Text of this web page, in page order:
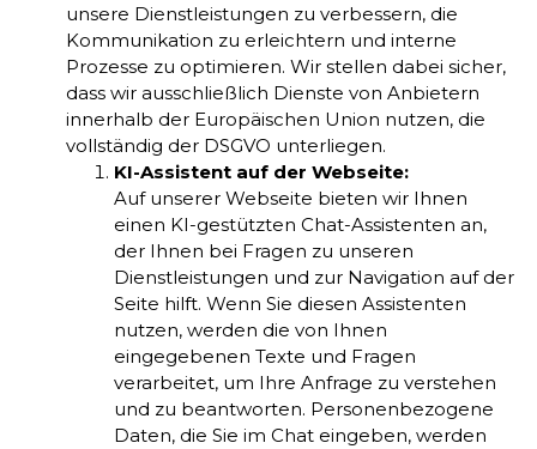
unsere Dienstleistungen zu verbessern, die
Kommunikation zu erleichtern und interne
Prozesse zu optimieren. Wir stellen dabei sicher,
dass wir ausschließlich Dienste von Anbietern
innerhalb der Europäischen Union nutzen, die
vollständig der DSGVO unterliegen.
KI-Assistent auf der Webseite:
Auf unserer Webseite bieten wir Ihnen
einen KI-gestützten Chat-Assistenten an,
der Ihnen bei Fragen zu unseren
Dienstleistungen und zur Navigation auf der
Seite hilft. Wenn Sie diesen Assistenten
nutzen, werden die von Ihnen
eingegebenen Texte und Fragen
verarbeitet, um Ihre Anfrage zu verstehen
und zu beantworten. Personenbezogene
Daten, die Sie im Chat eingeben, werden